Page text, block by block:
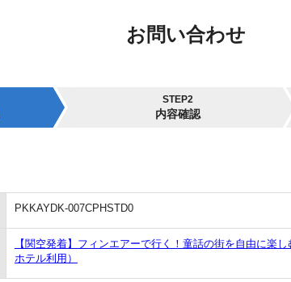
お問い合わせ
STEP2
内容確認
PKKAYDK-007CPHSTD0
【関空発着】フィンエアーで行く！童話の街を自由に楽
ホテル利用）